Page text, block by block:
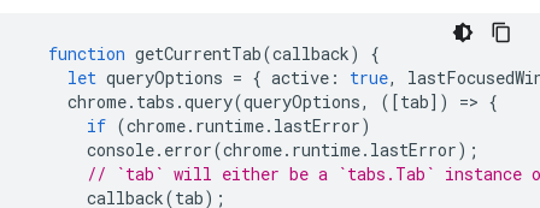
function getCurrentTab(callback)
{
let queryOptions = { active : true,
chrome. tabs .query(queryOptions, ([tab]) => {
if (chrome. runtime. lastError)
console. error(chrome. runtime. lastError);
// `tab` will either be a `tabs.Tab` instance
callback(tab);